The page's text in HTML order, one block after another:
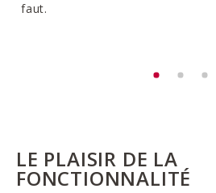
faut.
LE PLAISIR DE LA
FONCTIONNALITÉ